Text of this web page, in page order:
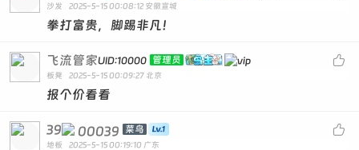
沙发 2025-5-15 00:08:12 安徽宣城
拳打富贵，脚踢非凡！

飞流管家UID:10000 管理员
板凳 2025-5-15 00:09:27 北京
报个价看看

39 00039 菜鸟
地板 2025-5-15 00:19:10 广东